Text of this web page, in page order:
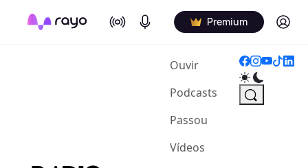
On Air Podcasts Premium Log in
Ouvir(current)
Podcasts
Passou
Vídeos